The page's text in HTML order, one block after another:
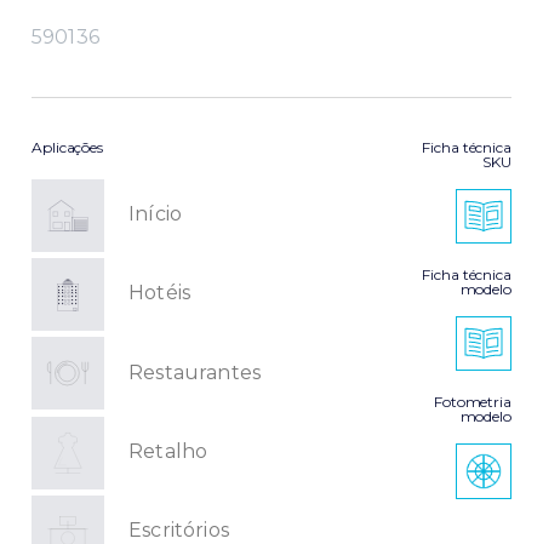
590136
Aplicações
Início
Hotéis
Restaurantes
Retalho
Escritórios
Ficha técnica
SKU
Ficha técnica
modelo
Fotometria
modelo